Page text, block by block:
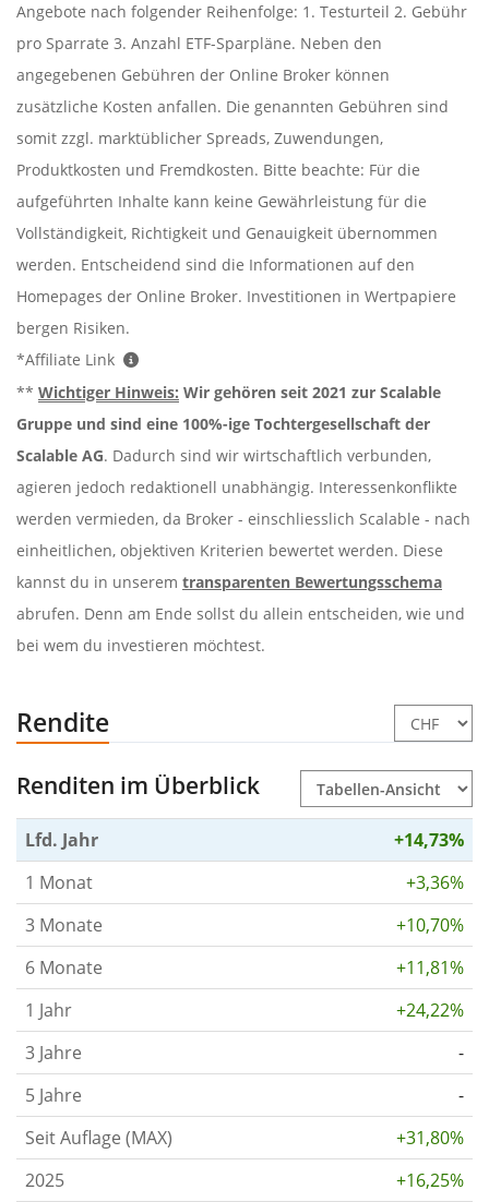
Angebote nach folgender Reihenfolge: 1. Testurteil 2. Gebühr
pro Sparrate 3. Anzahl ETF-Sparpläne. Neben den
angegebenen Gebühren der Online Broker können
zusätzliche Kosten anfallen. Die genannten Gebühren sind
somit zzgl. marktüblicher Spreads, Zuwendungen,
Produktkosten und Fremdkosten. Bitte beachte: Für die
aufgeführten Inhalte kann keine Gewährleistung für die
Vollständigkeit, Richtigkeit und Genauigkeit übernommen
werden. Entscheidend sind die Informationen auf den
Homepages der Online Broker. Investitionen in Wertpapiere
bergen Risiken.
*Affiliate Link
** Wichtiger Hinweis: Wir gehören seit 2021 zur Scalable
Gruppe und sind eine 100%-ige Tochtergesellschaft der
Scalable AG. Dadurch sind wir wirtschaftlich verbunden,
agieren jedoch redaktionell unabhängig. Interessenkonflikte
werden vermieden, da Broker - einschliesslich Scalable - nach
einheitlichen, objektiven Kriterien bewertet werden. Diese
kannst du in unserem transparenten Bewertungsschema
abrufen. Denn am Ende sollst du allein entscheiden, wie und
bei wem du investieren möchtest.
Rendite
Renditen im Überblick
Lfd. Jahr
+14,73%
1 Monat
+3,36%
3 Monate
+10,70%
6 Monate
+11,81%
1 Jahr
+24,22%
3 Jahre
-
5 Jahre
-
Seit Auflage (MAX)
+31,80%
2025
+16,25%